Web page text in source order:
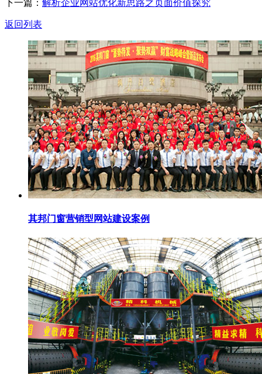
下一篇： 解析企业网站优化新思路之页面价值探究
返回列表
其邦门窗营销型网站建设案例